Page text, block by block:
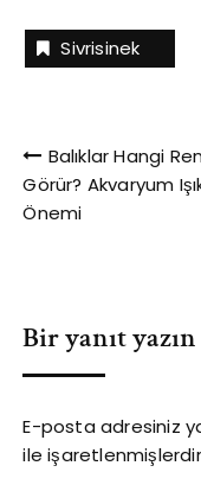
popüler olan ise
sarıasmadır. S harfi ile
saksağan yuvaya
nesneler ve
mücevherleri
ve saklamayı sever.
Sivrisinek
Yazı
gezinmesi
Balıklar Hangi
Görür? Akvaryum
Önemi
Bir yanıt yazın
E-posta adresiniz
ile işaretlenmişlerdir